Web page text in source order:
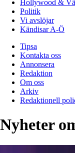
Hollywood &
Politik
Vi avslöjar
Kändisar A-Ö
Tipsa
Kontakta oss
Annonsera
Redaktion
Om oss
Arkiv
Redaktionell
Nyheter